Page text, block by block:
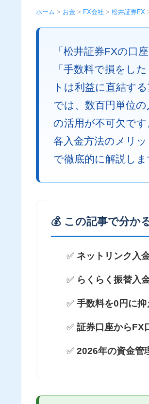
ホーム > お金 > FX会社 > 松井証券FX
「松井証券FXの口
「手数料で損をし
トは利益に直結す
では、数百円単位
の活用が不可欠で
各入金方法のメリ
で徹底的に解説しま
💰 この記事で分か
✅ネットリンク入
✅ らくらく振替入
✅手数料を0円に抑
✅証券口座からFX
✅2026年の資金管